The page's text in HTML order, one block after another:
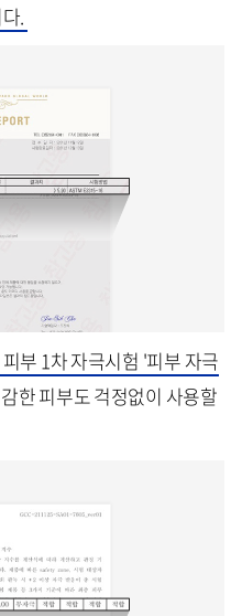
.
부 1차 자극시험 '피부 자극
한 피부도 걱정없이 사용할